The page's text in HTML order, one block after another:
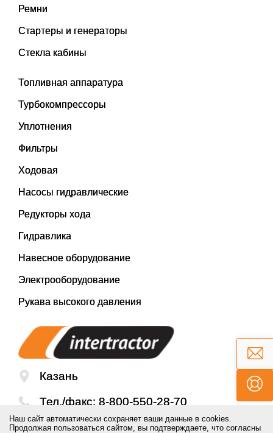
Ремни
Стартеры и генераторы
Стекла кабины
Топливная аппаратура
Турбокомпрессоры
Уплотнения
Фильтры
Ходовая
Насосы гидравлические
Редукторы хода
Гидравлика
Навесное оборудование
Электрооборудование
Рукава высокого давления
Казань
Тел./факс: 8-800-550-28-70
Email:mail@inter-tractor.ru
Наш сайт автоматически сохраняет ваши данные в cookies.
Продолжая пользоваться сайтом, вы подтверждаете, что согласны